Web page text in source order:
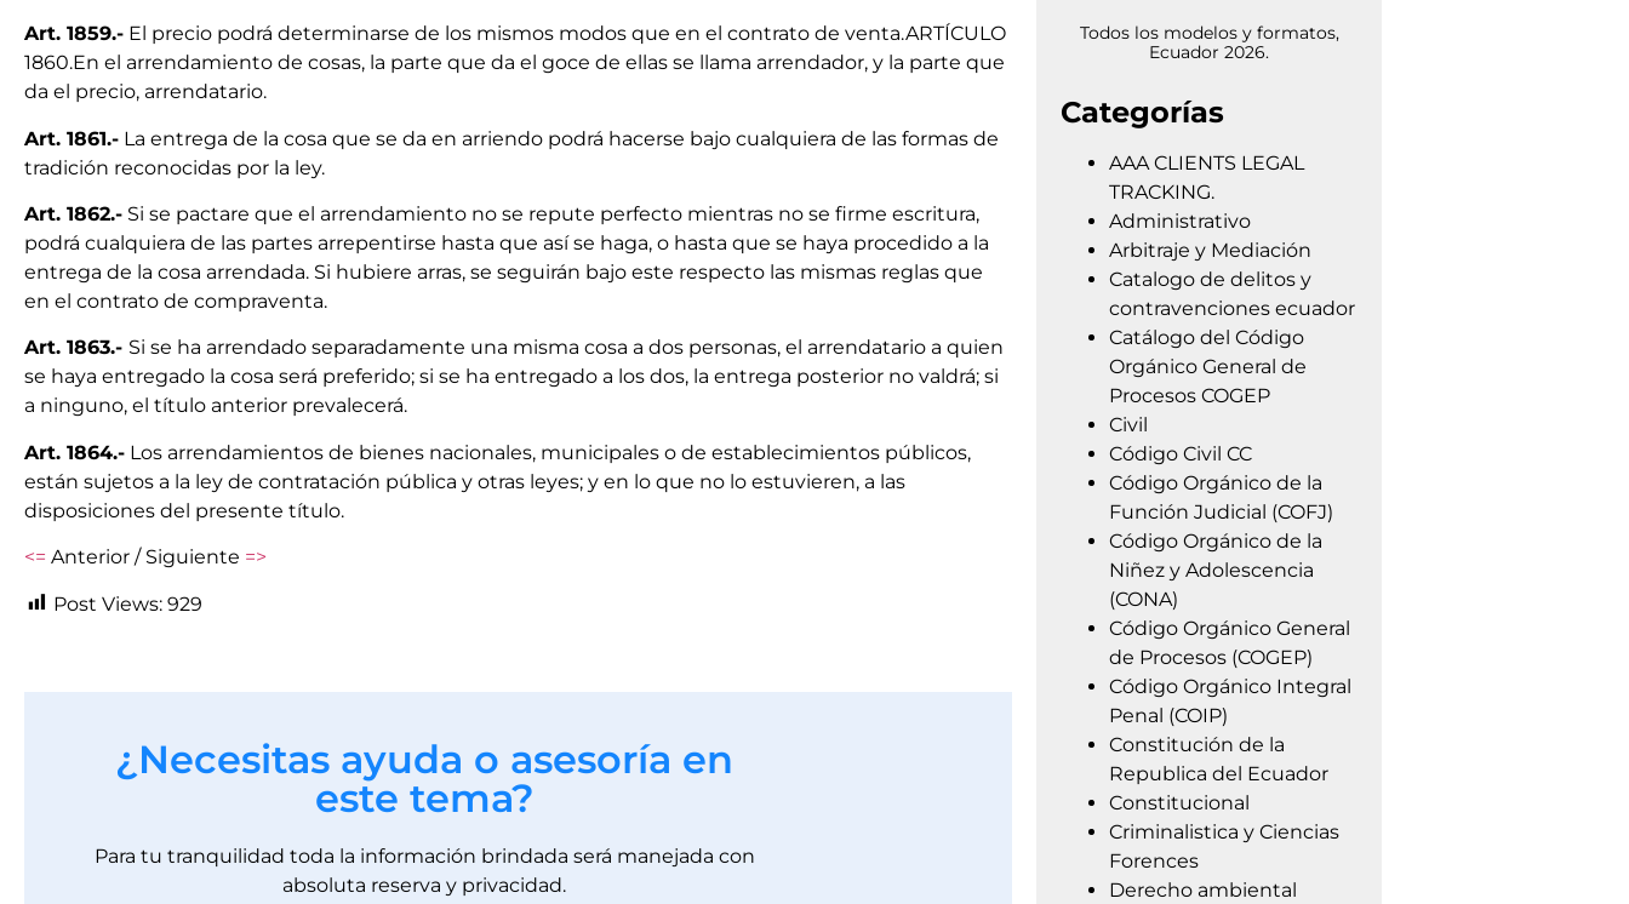
Art. 1859.- El precio podrá determinarse de los mismos modos que en el contrato de venta.ARTÍCULO
1860.En el arrendamiento de cosas, la parte que da el goce de ellas se llama arrendador, y la parte que
da el precio, arrendatario.
Art. 1861.- La entrega de la cosa que se da en arriendo podrá hacerse bajo cualquiera de las formas de
tradición reconocidas por la ley.
Art. 1862.- Si se pactare que el arrendamiento no se repute perfecto mientras no se firme escritura,
podrá cualquiera de las partes arrepentirse hasta que así se haga, o hasta que se haya procedido a la
entrega de la cosa arrendada. Si hubiere arras, se seguirán bajo este respecto las mismas reglas que
en el contrato de compraventa.
Art. 1863.- Si se ha arrendado separadamente una misma cosa a dos personas, el arrendatario a quien
se haya entregado la cosa será preferido; si se ha entregado a los dos, la entrega posterior no valdrá; si
a ninguno, el título anterior prevalecerá.
Art. 1864.- Los arrendamientos de bienes nacionales, municipales o de establecimientos públicos,
están sujetos a la ley de contratación pública y otras leyes; y en lo que no lo estuvieren, a las
disposiciones del presente título.
<= Anterior / Siguiente =>
Post Views: 929
¿Necesitas ayuda o asesoría en
este tema?
Para tu tranquilidad toda la información brindada será manejada con
absoluta reserva y privacidad.
Todos los modelos y formatos,
Ecuador 2026.
Categorías
AAA CLIENTS LEGAL
TRACKING.
Administrativo
Arbitraje y Mediación
Catalogo de delitos y
contravenciones ecuador
Catálogo del Código
Orgánico General de
Procesos COGEP
Civil
Código Civil CC
Código Orgánico de la
Función Judicial (COFJ)
Código Orgánico de la
Niñez y Adolescencia
(CONA)
Código Orgánico General
de Procesos (COGEP)
Código Orgánico Integral
Penal (COIP)
Constitución de la
Republica del Ecuador
Constitucional
Criminalistica y Ciencias
Forences
Derecho ambiental